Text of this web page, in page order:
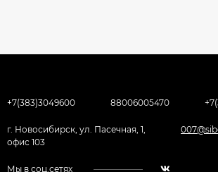
+7(383)3049600 88006005470
г. Новосибирск, ул. Пасечная, 1,
офис 103
Мы в соц.сетях